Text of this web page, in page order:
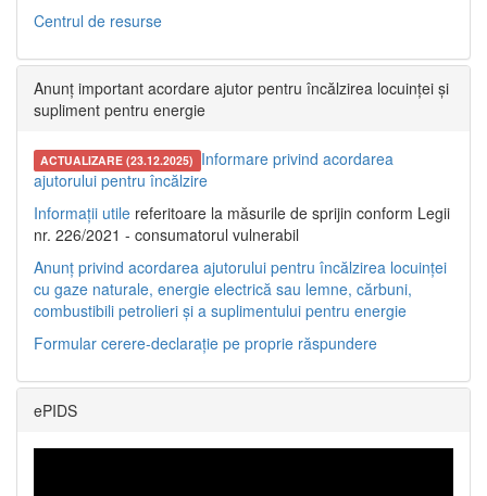
Centrul de resurse
Anunț important acordare ajutor pentru încălzirea locuinței și
supliment pentru energie
ACTUALIZARE (23.12.2025) Informare privind acordarea
ajutorului pentru încălzire
Informații utile referitoare la măsurile de sprijin conform Legii
nr. 226/2021 - consumatorul vulnerabil
Anunț privind acordarea ajutorului pentru încălzirea locuinței
cu gaze naturale, energie electrică sau lemne, cărbuni,
combustibili petrolieri și a suplimentului pentru energie
Formular cerere-declarație pe proprie răspundere
ePIDS